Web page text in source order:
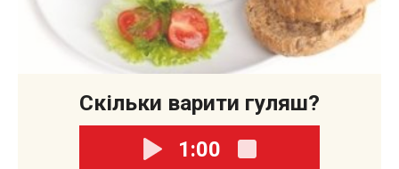
Скільки варити гуляш?
1:00